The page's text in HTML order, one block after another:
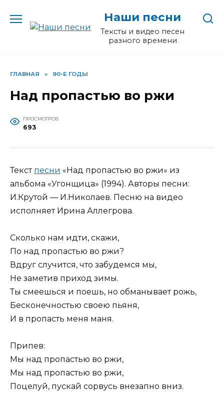
содержанию
Наши песни
Тексты и видео песен
разного времени
ГЛАВНАЯ » 90-Е ГОДЫ
Над пропастью во ржи
ПРОСМОТРОВ
693
Текст песни «Над пропастью во ржи» из
альбома «Угонщица» (1994). Авторы песни:
И.Крутой — И.Николаев. Песню на видео
исполняет Ирина Аллегрова.
Сколько нам идти, скажи,
По над пропастью во ржи?
Вдруг случится, что забудемся мы,
Не заметив приход зимы.
Ты смеешься и поешь, но обманывает рожь,
Бесконечностью своею пьяня,
И в пропасть меня маня.
Припев:
Мы над пропастью во ржи,
Мы над пропастью во ржи,
Поцелуй, пускай сорвусь внезапно вниз.